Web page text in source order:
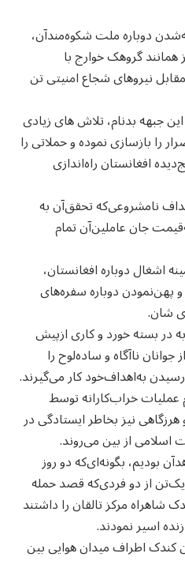
دوباره ملت شکوه‌مند‌آن،
همانند گروهک خوارج با
نیروهای شجاع امنیتی تن
جبهه بدنام، تلاش های زیادی
را بازسازی نموده و حملاتی را
افغانستان راه‌اندازی
نامشروعی‌که تحقق‌آن به
جان عاملین‌آن تمام
اشغال دوباره افغانستان،
پهن‌نمودن دوباره سفره‌های
شان.
در بسته خورد و کاری ازپیش
ناآگاه و ساده‌لوح را
به‌اهداف‌خود کار می‌گیرند.
عملیات خراب‌کارانه توسط
نیز بخاطر ایستادگی در
اسلامی از بین می‌روند.
بودیم، بگونه‌ای‌که دو روز
از دو فردی‌که قصد حمله
مرکز تالقان را داشتند
اسیر نمودند.
کندک اطراف میدان هوایی بین